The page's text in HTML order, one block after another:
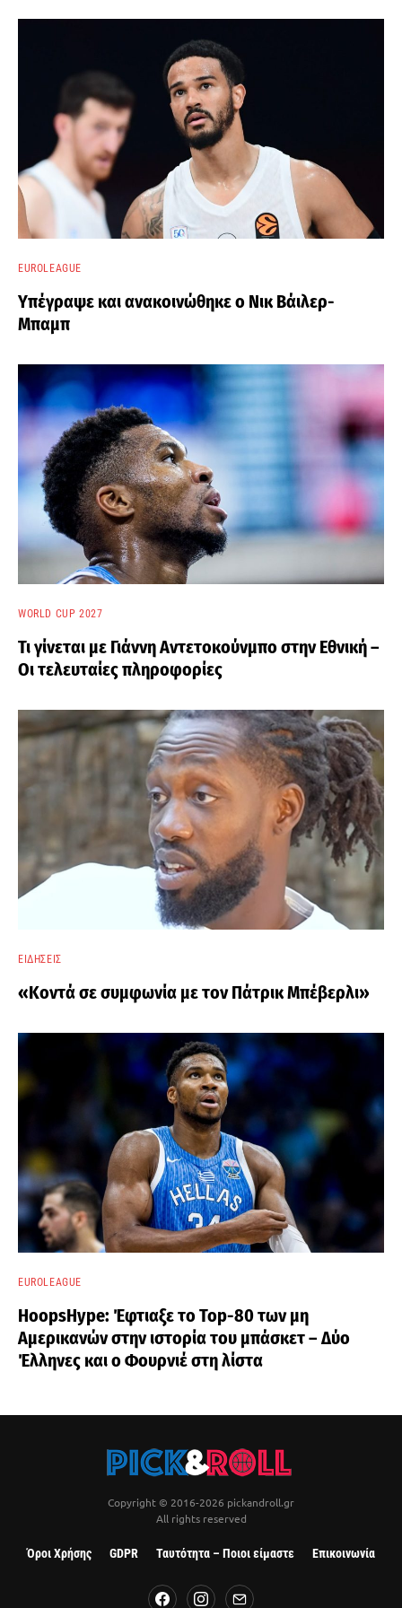
EUROLEAGUE
Υπέγραψε και ανακοινώθηκε ο Νικ Βάιλερ-
Μπαμπ
WORLD CUP 2027
Τι γίνεται με Γιάννη Αντετοκούνμπο στην Εθνική –
Οι τελευταίες πληροφορίες
ΕΙΔΉΣΕΙΣ
«Κοντά σε συμφωνία με τον Πάτρικ Μπέβερλι»
EUROLEAGUE
HoopsHype: Έφτιαξε το Top-80 των μη
Αμερικανών στην ιστορία του μπάσκετ – Δύο
Έλληνες και ο Φουρνιέ στη λίστα
Copyright © 2016-2026 pickandroll.gr
All rights reserved
Όροι Χρήσης GDPR Ταυτότητα – Ποιοι είμαστε Επικοινωνία